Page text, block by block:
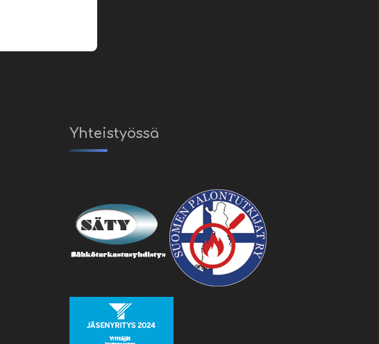
Yhteistyössä